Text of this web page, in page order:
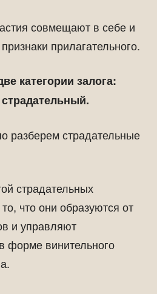
совмещают в себе и
прилагательного.
категории залога:
разберем страдательные
страдательных
что они образуются от
и управляют
форме винительного